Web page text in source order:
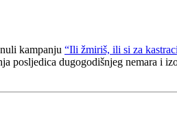
kampanju “Ili žmiriš, ili si za
posljedica dugogodišnjeg nemara i